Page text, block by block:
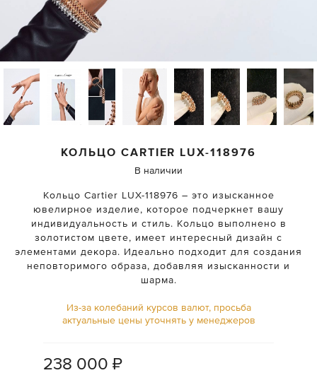
КОЛЬЦО CARTIER LUX-118976
В наличии
Кольцо Cartier LUX-118976 – это изысканное
ювелирное изделие, которое подчеркнет вашу
индивидуальность и стиль. Кольцо выполнено в
золотистом цвете, имеет интересный дизайн с
элементами декора. Идеально подходит для создания
неповторимого образа, добавляя изысканности и
шарма.
Из-за колебаний курсов валют, просьба
актуальные цены уточнять у менеджеров
238 000 ₽